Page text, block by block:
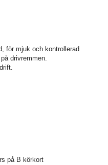
för mjuk och kontrollerad
drivremmen.
på B körkort